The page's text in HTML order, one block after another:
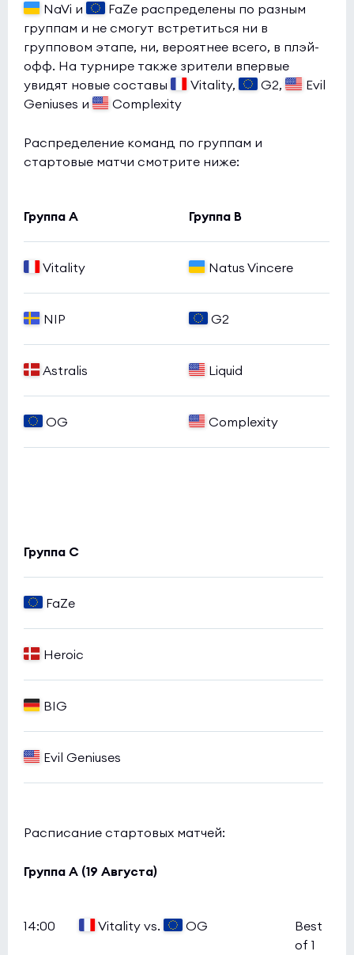
NaVi и
FaZe распределены по разным
группам и не смогут встретиться ни в
групповом этапе, ни, вероятнее всего, в плэй-
офф. На турнире также зрители впервые
увидят новые составы
Vitality, G2,
Evil
Geniuses и
Complexity
Распределение команд по группам и
стартовые матчи смотрите ниже:
Группа А Группа B
Vitality Natus Vincere
NIP G2
Astralis Liquid
OG Complexity
Группа C
FaZe
Heroic
BIG
Evil Geniuses
Расписание стартовых матчей:
Группа А (19 Августа)
14:00 Vitality vs. OG
Best
of 1